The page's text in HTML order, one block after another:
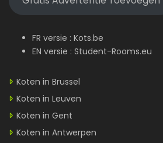
FR versie : Kots.be
EN versie : Student-Rooms.eu
Koten in Brussel
Koten in Leuven
Koten in Gent
Koten in Antwerpen